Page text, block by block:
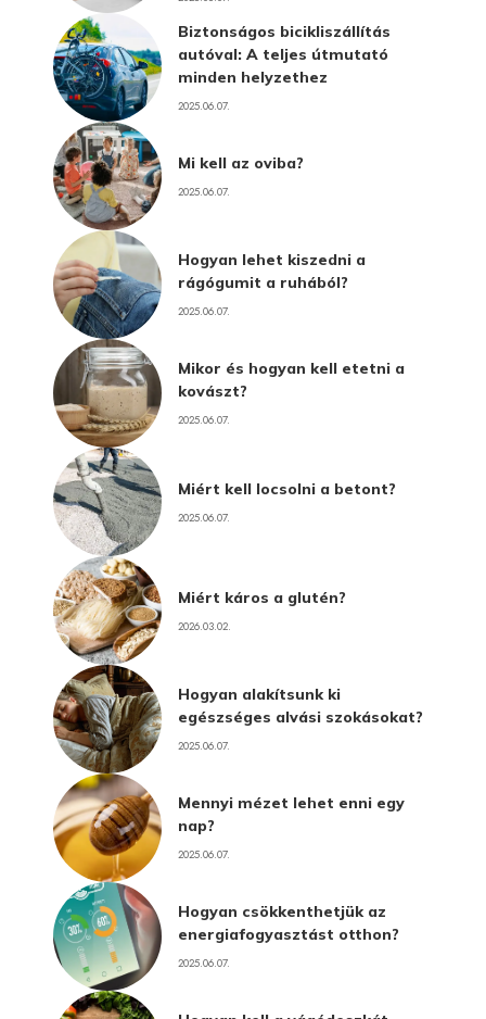
Biztonságos bicikliszállítás
autóval: A teljes útmutató
minden helyzethez
2025.06.07.
Mi kell az oviba?
2025.06.07.
Hogyan lehet kiszedni a
rágógumit a ruhából?
2025.06.07.
Mikor és hogyan kell etetni a
kovászt?
2025.06.07.
Miért kell locsolni a betont?
2025.06.07.
Miért káros a glutén?
2026.03.02.
Hogyan alakítsunk ki
egészséges alvási szokásokat?
2025.06.07.
Mennyi mézet lehet enni egy
nap?
2025.06.07.
Hogyan csökkenthetjük az
energiafogyasztást otthon?
2025.06.07.